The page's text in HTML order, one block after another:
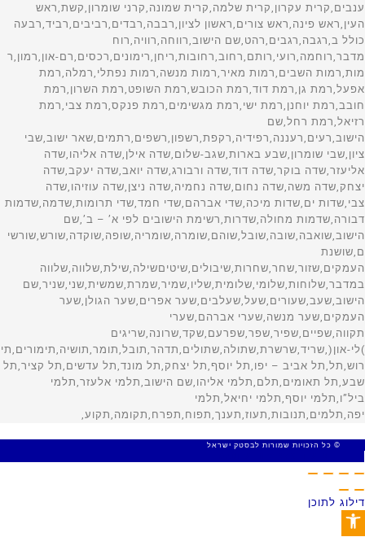
© כל הזכויות שמורות לבסטק ישראל
דילוג לתוכן
פתח סרגל נגישות